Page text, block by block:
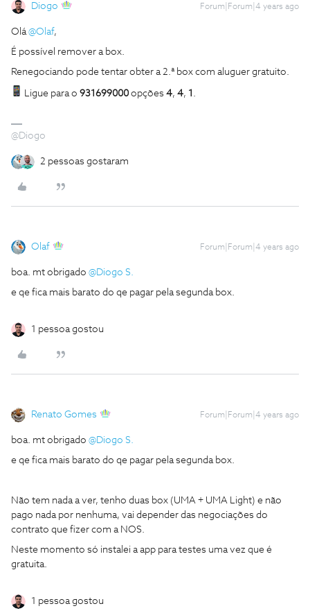
Diogo Forum|Forum|4 years ago
Olá @Olaf,
É possível remover a box.
Renegociando pode tentar obter a 2.ª box com aluguer gratuito.
Ligue para o 931699000 opções 4, 4, 1
@Diogo
2 pessoas gostaram
Olaf Forum|Forum|4 years ago
boa. mt obrigado @Diogo S.
e qe fica mais barato do qe pagar pela segunda box.
1 pessoa gostou
Renato Gomes Forum|Forum|4 years ago
boa. mt obrigado @Diogo S.
e qe fica mais barato do qe pagar pela segunda box.
Não tem nada a ver, tenho duas box (UMA + UMA Light) e não
pago nada por nenhuma, vai depender das negociações do
contrato que fizer com a NOS.
Neste momento só instalei a app para testes uma vez que é
gratuita.
1 pessoa gostou